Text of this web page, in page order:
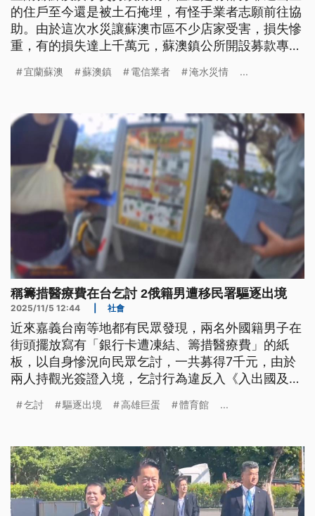
的住戶至今還是被土石掩埋，有怪手業者志願前往協
助。由於這次水災讓蘇澳市區不少店家受害，損失慘
重，有的損失達上千萬元，蘇澳鎮公所開設募款專
宜蘭蘇澳 蘇澳鎮 電信業者 淹水災情 ...
稱籌措醫療費在台乞討 2俄籍男遭移民署驅逐出境
2025/11/5 12:44 社會
近來嘉義台南等地都有民眾發現，兩名外國籍男子在
街頭擺放寫有「銀行卡遭凍結、籌措醫療費」的紙
板，以自身慘況向民眾乞討，一共募得7千元，由於
兩人持觀光簽證入境，乞討行為違反入《入出國及移
攝宣導片臨演，警方趕忙緊急澄清、目前無人因此受
乞討 驅逐出境 高雄巨蛋 體育館 ...